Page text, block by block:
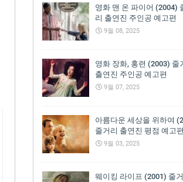
영화 맨 온 파이어 (2004)
리 출연진 주인공 예고편
9월 08, 2025
영화 장화, 홍련 (2003) 줄
출연진 주인공 예고편
9월 07, 2025
아름다운 세상을 위하여
줄거리 출연진 평점 예고편
9월 03, 2025
웨이킹 라이프 (2001) 줄